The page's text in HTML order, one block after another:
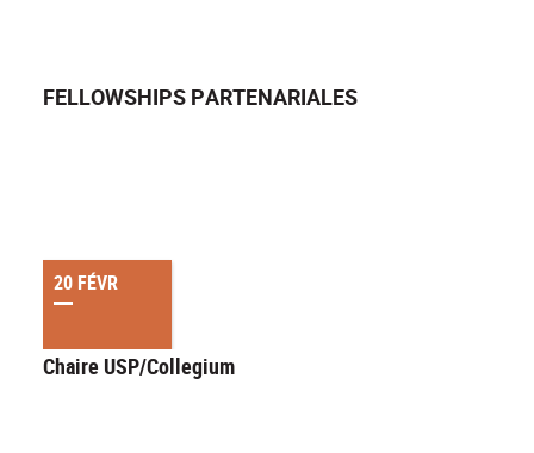
FELLOWSHIPS PARTENARIALES
20 FÉVR
Chaire USP/Collegium